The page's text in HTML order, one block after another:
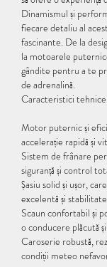
Dinamismul și
fiecare detaliu al
fascinante. De la
la motoarele
gândite pentru a te
de adrenalină.
Caracteristici
Motor puternic și
accelerație rapidă și
Sistem de frânare
siguranță și control
Șasiu solid și ușor,
excelentă și
Scaun confortabil și
o conducere plăcută
Caroserie robustă,
condiții meteo